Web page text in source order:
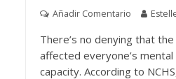
Añadir Comentario
There’s no denying that
affected everyone’s
capacity. According to